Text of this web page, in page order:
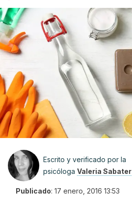
Escrito y verificado por la
psicóloga Valeria Sabater
Publicado: 17 enero, 2016 13:53